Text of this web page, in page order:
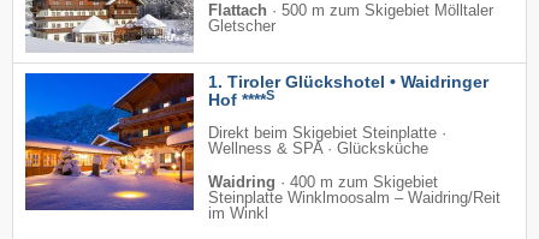
Flattach · 500 m zum Skigebiet Mölltaler
Gletscher
1. Tiroler Glückshotel • Waidringer
Hof ****S
Direkt beim Skigebiet Steinplatte ·
Wellness & SPA · Glücksküche
Waidring · 400 m zum Skigebiet
Steinplatte Winklmoosalm – Waidring/​Reit
im Winkl